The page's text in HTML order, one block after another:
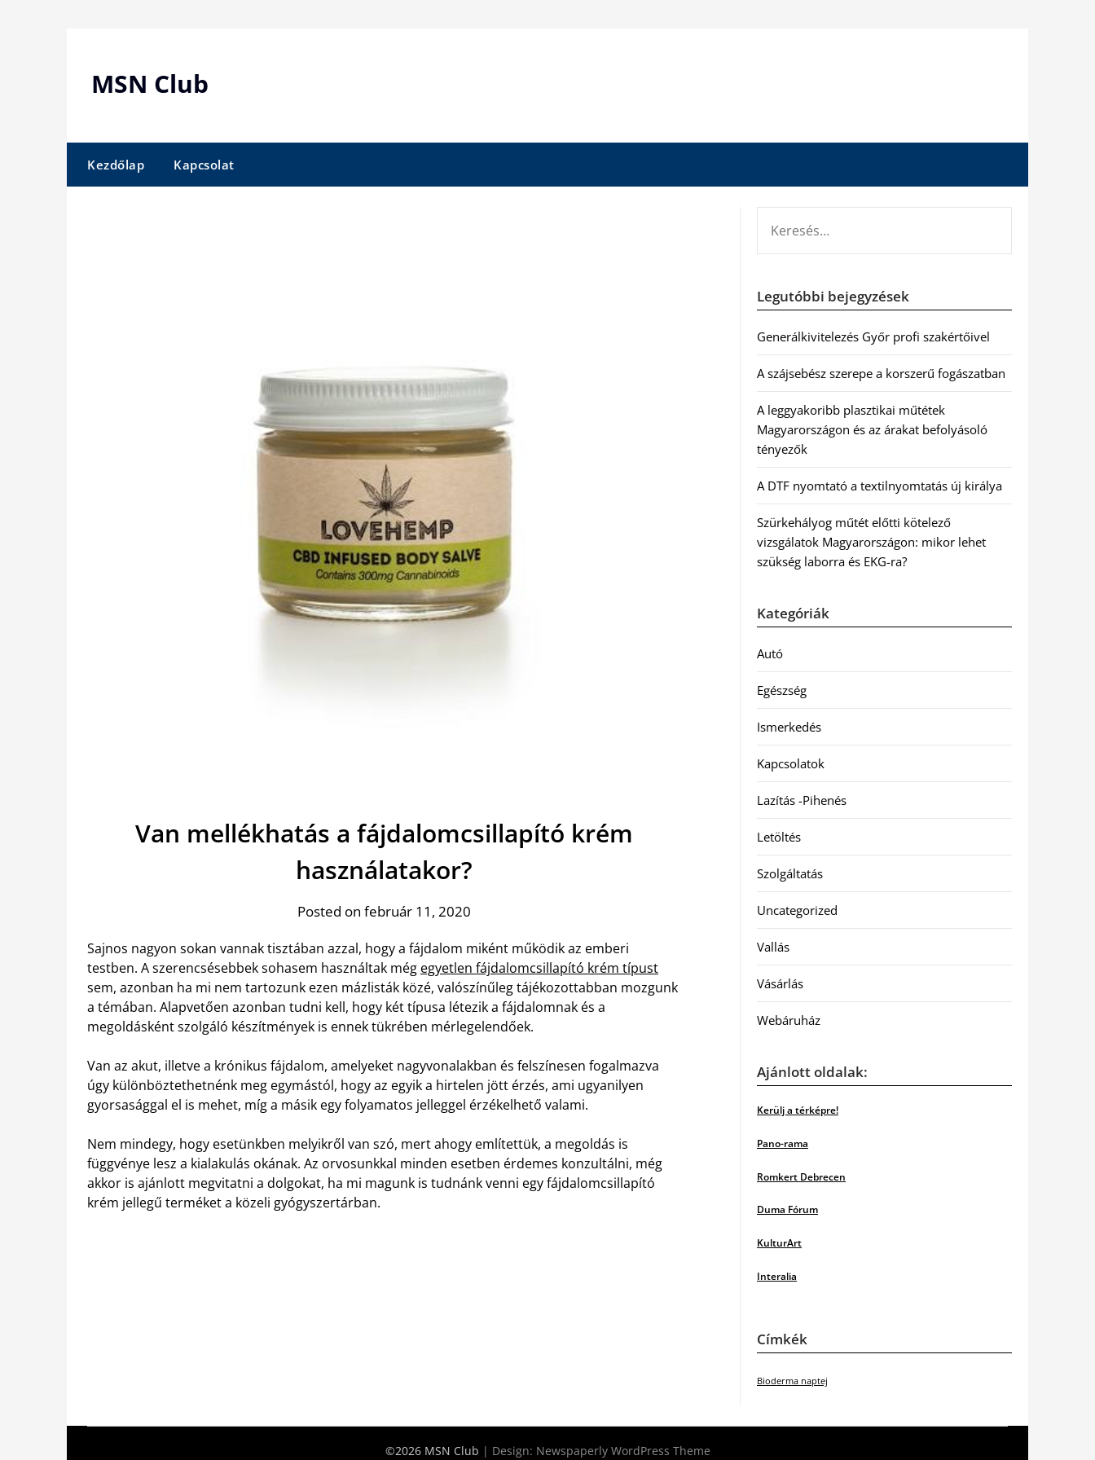
MSN Club
Kezdőlap Kapcsolat
Van mellékhatás a fájdalomcsillapító krém
használatakor?
Posted on február 11, 2020
Sajnos nagyon sokan vannak tisztában azzal, hogy a fájdalom miként működik az emberi
testben. A szerencsésebbek sohasem használtak még egyetlen fájdalomcsillapító krém típust
sem, azonban ha mi nem tartozunk ezen mázlisták közé, valószínűleg tájékozottabban mozgunk
a témában. Alapvetően azonban tudni kell, hogy két típusa létezik a fájdalomnak és a
megoldásként szolgáló készítmények is ennek tükrében mérlegelendőek.
Van az akut, illetve a krónikus fájdalom, amelyeket nagyvonalakban és felszínesen fogalmazva
úgy különböztethetnénk meg egymástól, hogy az egyik a hirtelen jött érzés, ami ugyanilyen
gyorsasággal el is mehet, míg a másik egy folyamatos jelleggel érzékelhető valami.
Nem mindegy, hogy esetünkben melyikről van szó, mert ahogy említettük, a megoldás is
függvénye lesz a kialakulás okának. Az orvosunkkal minden esetben érdemes konzultálni, még
akkor is ajánlott megvitatni a dolgokat, ha mi magunk is tudnánk venni egy fájdalomcsillapító
krém jellegű terméket a közeli gyógyszertárban.
Legutóbbi bejegyzések
Generálkivitelezés Győr profi szakértőivel
A szájsebész szerepe a korszerű fogászatban
A leggyakoribb plasztikai műtétek
Magyarországon és az árakat befolyásoló
tényezők
A DTF nyomtató a textilnyomtatás új királya
Szürkehályog műtét előtti kötelező
vizsgálatok Magyarországon: mikor lehet
szükség laborra és EKG-ra?
Kategóriák
Autó
Egészség
Ismerkedés
Kapcsolatok
Lazítás -Pihenés
Letöltés
Szolgáltatás
Uncategorized
Vallás
Vásárlás
Webáruház
Ajánlott oldalak:
Kerülj a térképre!
Pano-rama
Romkert Debrecen
Duma Fórum
KulturArt
Interalia
Címkék
Bioderma naptej
©2026 MSN Club | Design: Newspaperly WordPress Theme